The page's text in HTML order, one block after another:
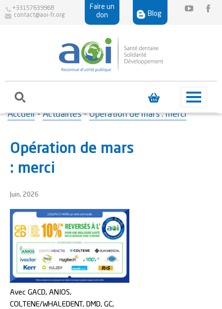
+33157639968
contact@aoi-fr.org
Faire un
don
Blog
Accueil - Actualités - Opération de mars : merci
Opération de mars
: merci
Juin, 2026
Avec GACD, ANIOS,
COLTENE/WHALEDENT, DMD, GC,